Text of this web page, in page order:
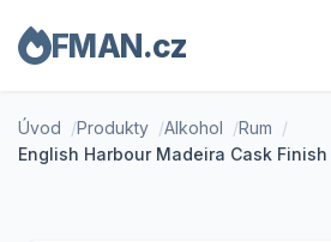
FMAN.cz
Úvod Produkty Alkohol
Rum
English Harbour Madeira Cask